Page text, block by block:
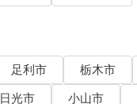
足利市 栃木市
日光市 小山市